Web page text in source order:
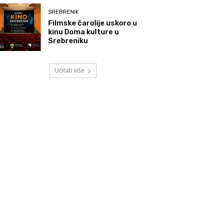
SREBRENIK
Filmske čarolije uskoro u
kinu Doma kulture u
Srebreniku
Učitati više